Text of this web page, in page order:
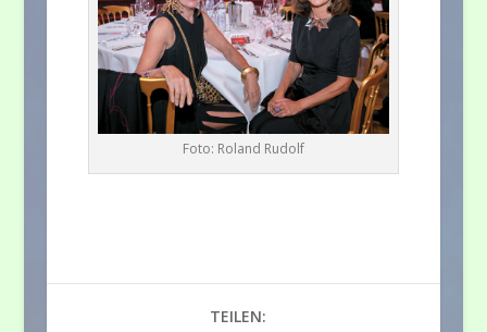
Foto: Roland Rudolf
TEILEN: